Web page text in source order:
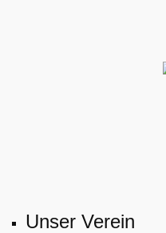
Unser Verein